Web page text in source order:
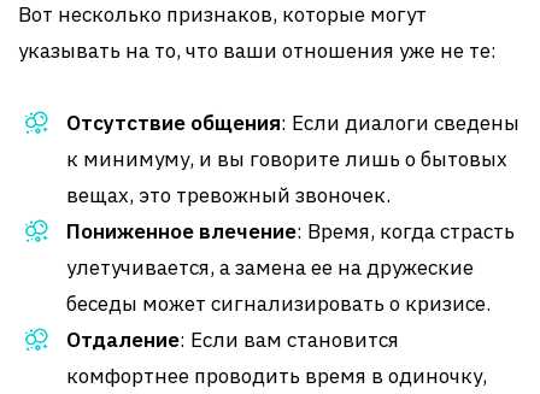
Вот несколько признаков, которые могут
указывать на то, что ваши отношения уже не те:
Отсутствие общения: Если диалоги сведены
к минимуму, и вы говорите лишь о бытовых
вещах, это тревожный звоночек.
Пониженное влечение: Время, когда страсть
улетучивается, а замена ее на дружеские
беседы может сигнализировать о кризисе.
Отдаление: Если вам становится
комфортнее проводить время в одиночку,